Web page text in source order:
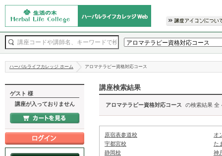
ハーバルライフカレッジ ホーム アロマテラピー資格対応コース
ゲスト 様
講座が入っておりません
講座検索結果
アロマテラピー資格対応コース の検索結果 全
原宿表参道校
オ
宇都宮校
た
静岡校
神